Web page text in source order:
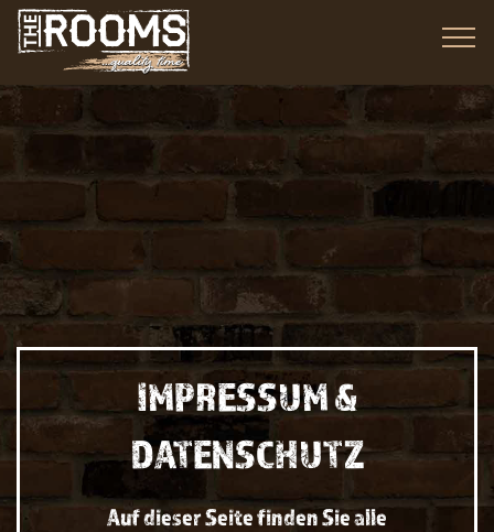
IMPRESSUM &
DATENSCHUTZ
Auf dieser Seite finden Sie alle